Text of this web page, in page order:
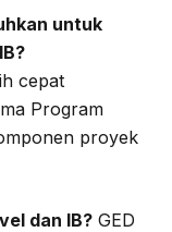
untuk
cepat
Program
proyek
dan IB? GED